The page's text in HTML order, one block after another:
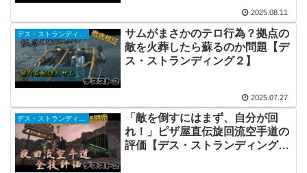
2025.08.11
サムがまさかのテロ行為？拠点の
敵を火葬したら蘇るのか問題【デ
ス・ストランディング２】
2025.07.27
デス・ストランディング２
「敵を倒すにはまず、自分が回
れ！」ピザ屋直伝旋回流空手道の
評価【デス・ストランディング